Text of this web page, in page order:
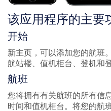
该应用程序的主要
开始
新主页，可以添加您的航
航站楼、值机柜台、登机和
航班
您将拥有有关航班的所有信
时间和值机柜台。将您的航